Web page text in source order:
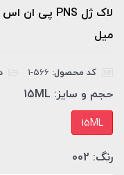
میل
کد محصول:
حجم و سایز: 15ML
15ML
رنگ: 002